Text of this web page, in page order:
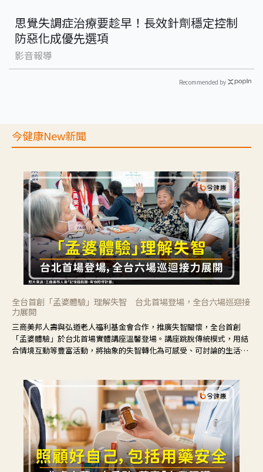
思覺失調症治療要趁早！長效針劑穩定控制
防惡化成優先選項
影音報導
Recommended by
今健康New新聞
全台首創「孟婆體驗」理解失智 台北首場登場，全台六場巡迴接
力展開
三商美邦人壽與弘道老人福利基金會合作，推廣失智關懷，全台首創
「孟婆體驗」於台北首場實體講座溫馨登場。講座跳脫傳統模式，用結
合情境互動等豐富活動，將抽象的失智轉化為可感受、可討論的生活情